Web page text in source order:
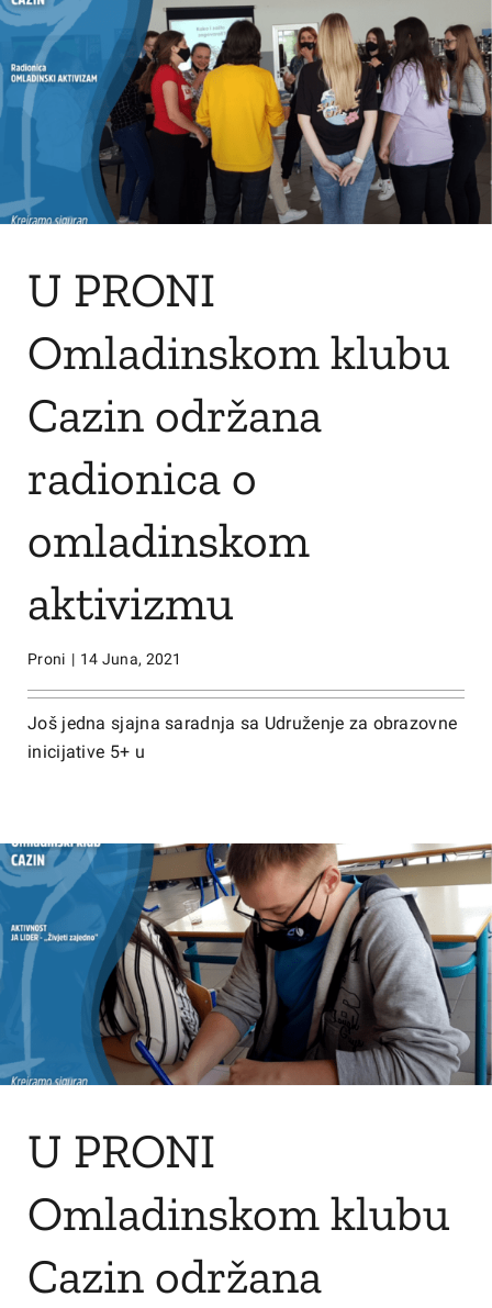
U PRONI
Omladinskom klubu
Cazin održana
radionica o
omladinskom
aktivizmu
Proni | 14 Juna, 2021
Još jedna sjajna saradnja sa Udruženje za obrazovne
inicijative 5+ u
U PRONI
Omladinskom klubu
Cazin održana